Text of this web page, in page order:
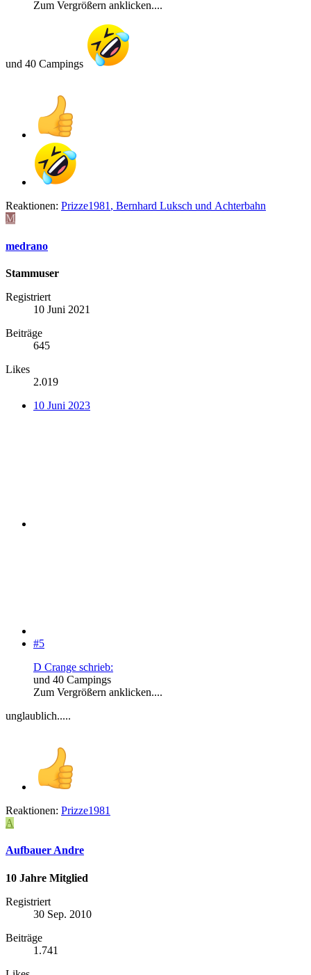
Zum Vergrößern anklicken....
und 40 Campings
Reaktionen: Prizze1981, Bernhard Luksch und Achterbahn
M
medrano
Stammuser
Registriert
10 Juni 2021
Beiträge
645
Likes
2.019
10 Juni 2023
#5
D Crange schrieb:
und 40 Campings
Zum Vergrößern anklicken....
unglaublich.....
Reaktionen: Prizze1981
A
Aufbauer Andre
10 Jahre Mitglied
Registriert
30 Sep. 2010
Beiträge
1.741